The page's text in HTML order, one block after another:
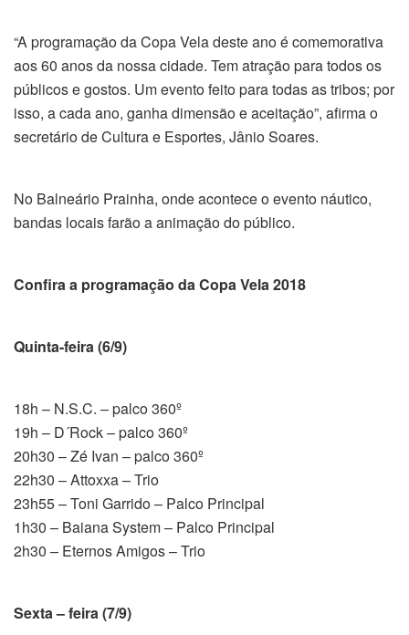
“A programação da Copa Vela deste ano é comemorativa
aos 60 anos da nossa cidade. Tem atração para todos os
públicos e gostos. Um evento feito para todas as tribos; por
isso, a cada ano, ganha dimensão e aceitação”, afirma o
secretário de Cultura e Esportes, Jânio Soares.
No Balneário Prainha, onde acontece o evento náutico,
bandas locais farão a animação do público.
Confira a programação da Copa Vela 2018
Quinta-feira (6/9)
18h – N.S.C. – palco 360º
19h – D´Rock – palco 360º
20h30 – Zé Ivan – palco 360º
22h30 – Attoxxa – Trio
23h55 – Toni Garrido – Palco Principal
1h30 – Baiana System – Palco Principal
2h30 – Eternos Amigos – Trio
Sexta – feira (7/9)